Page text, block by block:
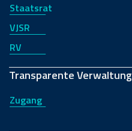
Staatsrat
VJSR
RV
Transparente Verwaltung
Zugang